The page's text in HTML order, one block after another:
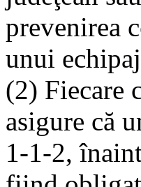
prevenirea
unui
(2) Fiecare
asigure că
1-1-2,